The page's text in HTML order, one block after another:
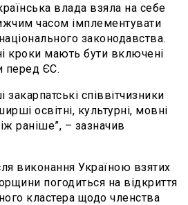
влада взяла на себе
часом імплементувати
законодавства.
кроки мають бути включені
перед ЄС.
співвітчизники
освітні, культурні, мовні
раніше”, – зазначив
виконання Україною взятих
погодиться на відкриття
кластера щодо членства